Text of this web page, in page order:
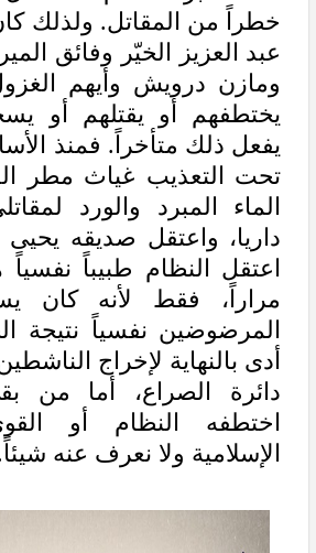
خطراً من المقاتل. ولذلك
عبد العزيز الخيّر وفائق
ومازن درويش وأيهم
يختطفهم أو يقتلهم أو
يفعل ذلك متأخراً. فمنذ
تحت التعذيب غياث مطر
الماء المبرد والورد
داريا، واعتقل صديقه
اعتقل النظام طبيباً
مراراً، فقط لأنه كان
المرضوضين نفسياً نتيجة
أدى بالنهاية لإخراج
دائرة الصراع، أما من
اختطفه النظام أو القوى
الإسلامية ولا نعرف عنه